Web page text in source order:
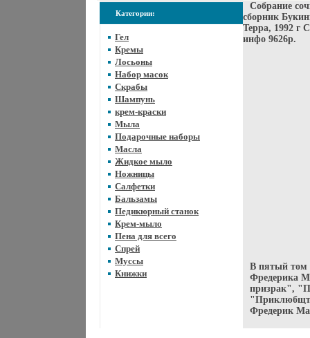
Категории:
Гел
Кремы
Лосьоны
Набор масок
Скрабы
Шампунь
крем-краски
Мыла
Подарочные наборы
Масла
Жидкое мыло
Ножницы
Салфетки
Бальзамы
Педикюрный станок
Крем-мыло
Пена для всего
Спрей
Муссы
Книжки
Собрание
сборник
Терра, 1992 г
инфо 9626p.
В пятый том
Фредерика
призрак",
Фредерик